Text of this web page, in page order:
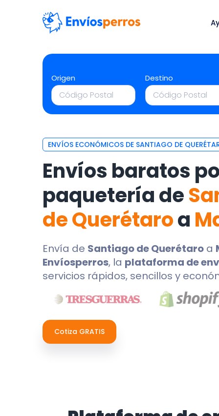
Origen Destino
ENVÍOS ECONÓMICOS DE SANTIAGO DE
Envíos baratos
paquetería de
de Querétaroa
Envía de Santiago de Querétaro a
Envíosperros, la plataforma de
servicios rápidos, sencillos y
Cotiza GRATIS